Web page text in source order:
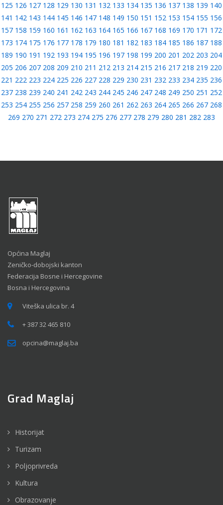
125 126 127 128 129 130 131 132 133 134 135 136 137 138 139 140
141 142 143 144 145 146 147 148 149 150 151 152 153 154 155 156
157 158 159 160 161 162 163 164 165 166 167 168 169 170 171 172
173 174 175 176 177 178 179 180 181 182 183 184 185 186 187 188
189 190 191 192 193 194 195 196 197 198 199 200 201 202 203 204
205 206 207 208 209 210 211 212 213 214 215 216 217 218 219 220
221 222 223 224 225 226 227 228 229 230 231 232 233 234 235 236
237 238 239 240 241 242 243 244 245 246 247 248 249 250 251 252
253 254 255 256 257 258 259 260 261 262 263 264 265 266 267 268
269 270 271 272 273 274 275 276 277 278 279 280 281 282 283
Općina Maglaj
Zeničko-dobojski kanton
Federacija Bosne i Hercegovine
Bosna i Hercegovina
Viteška ulica br. 4
+ 387 32 465 810
opcina@maglaj.ba
Grad Maglaj
Historijat
Turizam
Poljoprivreda
Kultura
Obrazovanje